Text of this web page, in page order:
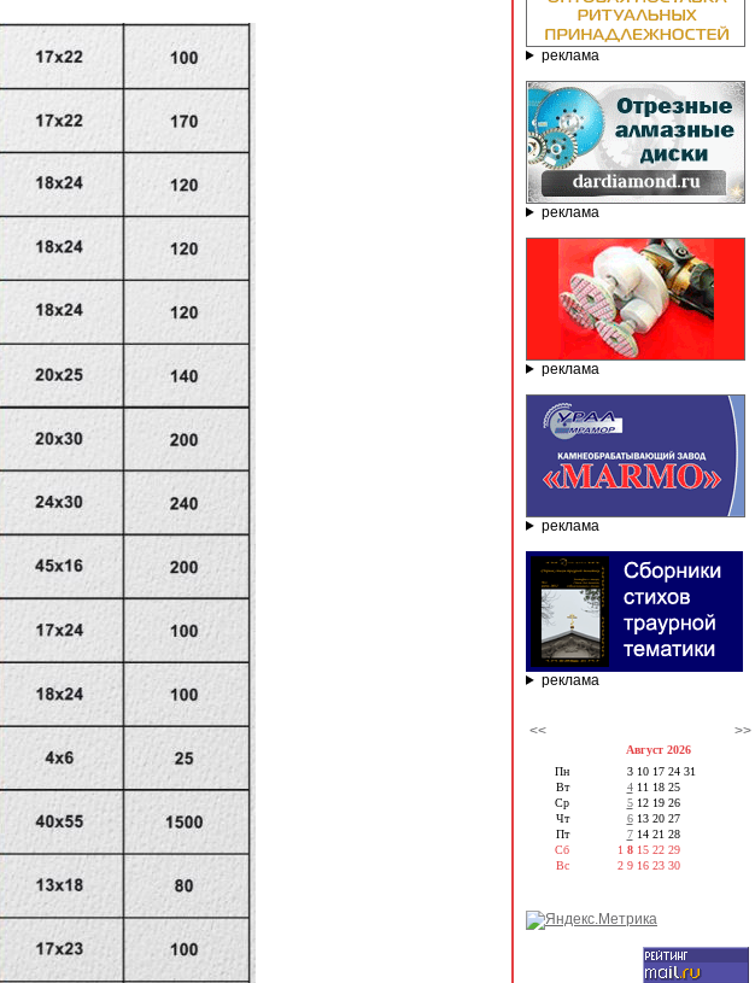
реклама
реклама
реклама
реклама
реклама
<< >>
Август 2026
Пн
Вт
Ср
Чт
Пт
Сб
Вс
3 10 17 24 31
4 11 18 25
5 12 19 26
6 13 20 27
7 14 21 28
1 8 15 22 29
2 9 16 23 30